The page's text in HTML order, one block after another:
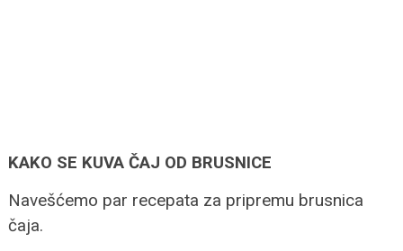
KAKO SE KUVA ČAJ OD BRUSNICE
Navešćemo par recepata za pripremu brusnica
čaja.